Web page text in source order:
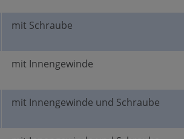
mit Schraube
mit Innengewinde
mit Innengewinde und Schraube